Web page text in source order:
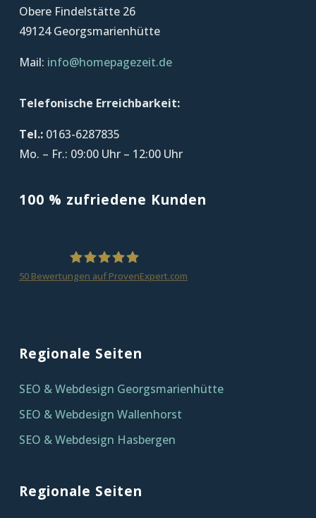
Obere Findelstätte 26
49124 Georgsmarienhütte
Mail: info@homepagezeit.de
Telefonische Erreichbarkeit:
Tel.:0163-6287835
Mo. – Fr.: 09:00 Uhr – 12:00 Uhr
100 % zufriedene Kunden
50Bewertungen auf ProvenExpert.com
Regionale Seiten
SEO & Webdesign Georgsmarienhütte
SEO & Webdesign Wallenhorst
SEO & Webdesign Hasbergen
Regionale Seiten